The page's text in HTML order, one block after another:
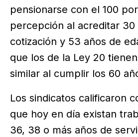
pensionarse con el 100
percepción al acreditar 30
cotización y 53 años de
que los de la Ley 20
similar al cumplir los 60
Los sindicatos calificaron
que hoy en día existan
36, 38 o más años de